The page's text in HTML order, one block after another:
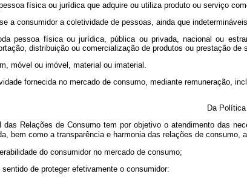
física ou jurídica que adquire ou utiliza produto ou serviço
consumidor a coletividade de pessoas, ainda que
física ou jurídica, pública ou privada, nacional ou
distribuição ou comercialização de produtos ou prestação de
ou imóvel, material ou imaterial.
fornecida no mercado de consumo, mediante remuneração,
Da
Relações de Consumo tem por objetivo o atendimento das
bem como a transparência e harmonia das relações de consumo,
do consumidor no mercado de consumo;
de proteger efetivamente o consumidor: